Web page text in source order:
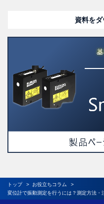
資料を
トップ
お役立ちコラム
変位計で振動測定を行うには？測定方法・